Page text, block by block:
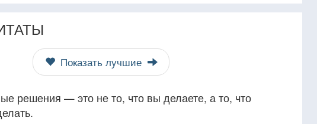
Показать лучшие
решения — это не то, что вы делаете, а то, что